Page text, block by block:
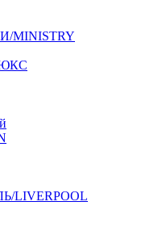
MINISTRY
LIVERPOOL